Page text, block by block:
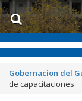
Gobernacion del
de capacitaciones